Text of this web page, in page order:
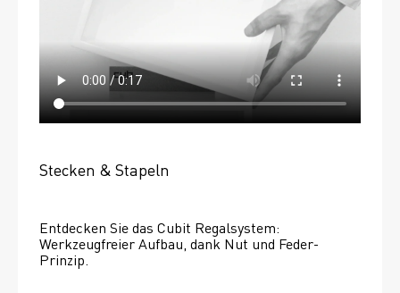
Stecken & Stapeln
Entdecken Sie das Cubit Regalsystem:
Werkzeugfreier Aufbau, dank Nut und Feder-
Prinzip.